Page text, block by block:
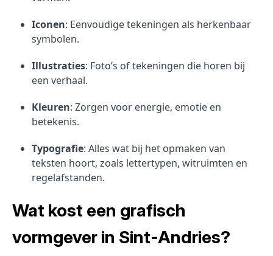
Iconen: Eenvoudige tekeningen als herkenbaar
symbolen.
Illustraties: Foto’s of tekeningen die horen bij
een verhaal.
Kleuren: Zorgen voor energie, emotie en
betekenis.
Typografie: Alles wat bij het opmaken van
teksten hoort, zoals lettertypen, witruimten en
regelafstanden.
Wat kost een grafisch
vormgever in Sint-Andries?